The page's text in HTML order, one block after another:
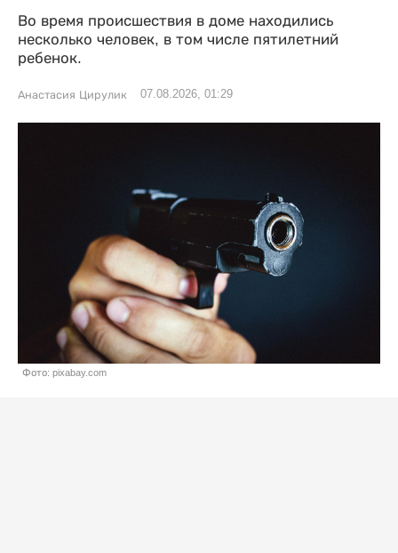
Во время происшествия в доме находились
несколько человек, в том числе пятилетний
ребенок.
Анастасия Цирулик 07.08.2026, 01:29
Фото: pixabay.com